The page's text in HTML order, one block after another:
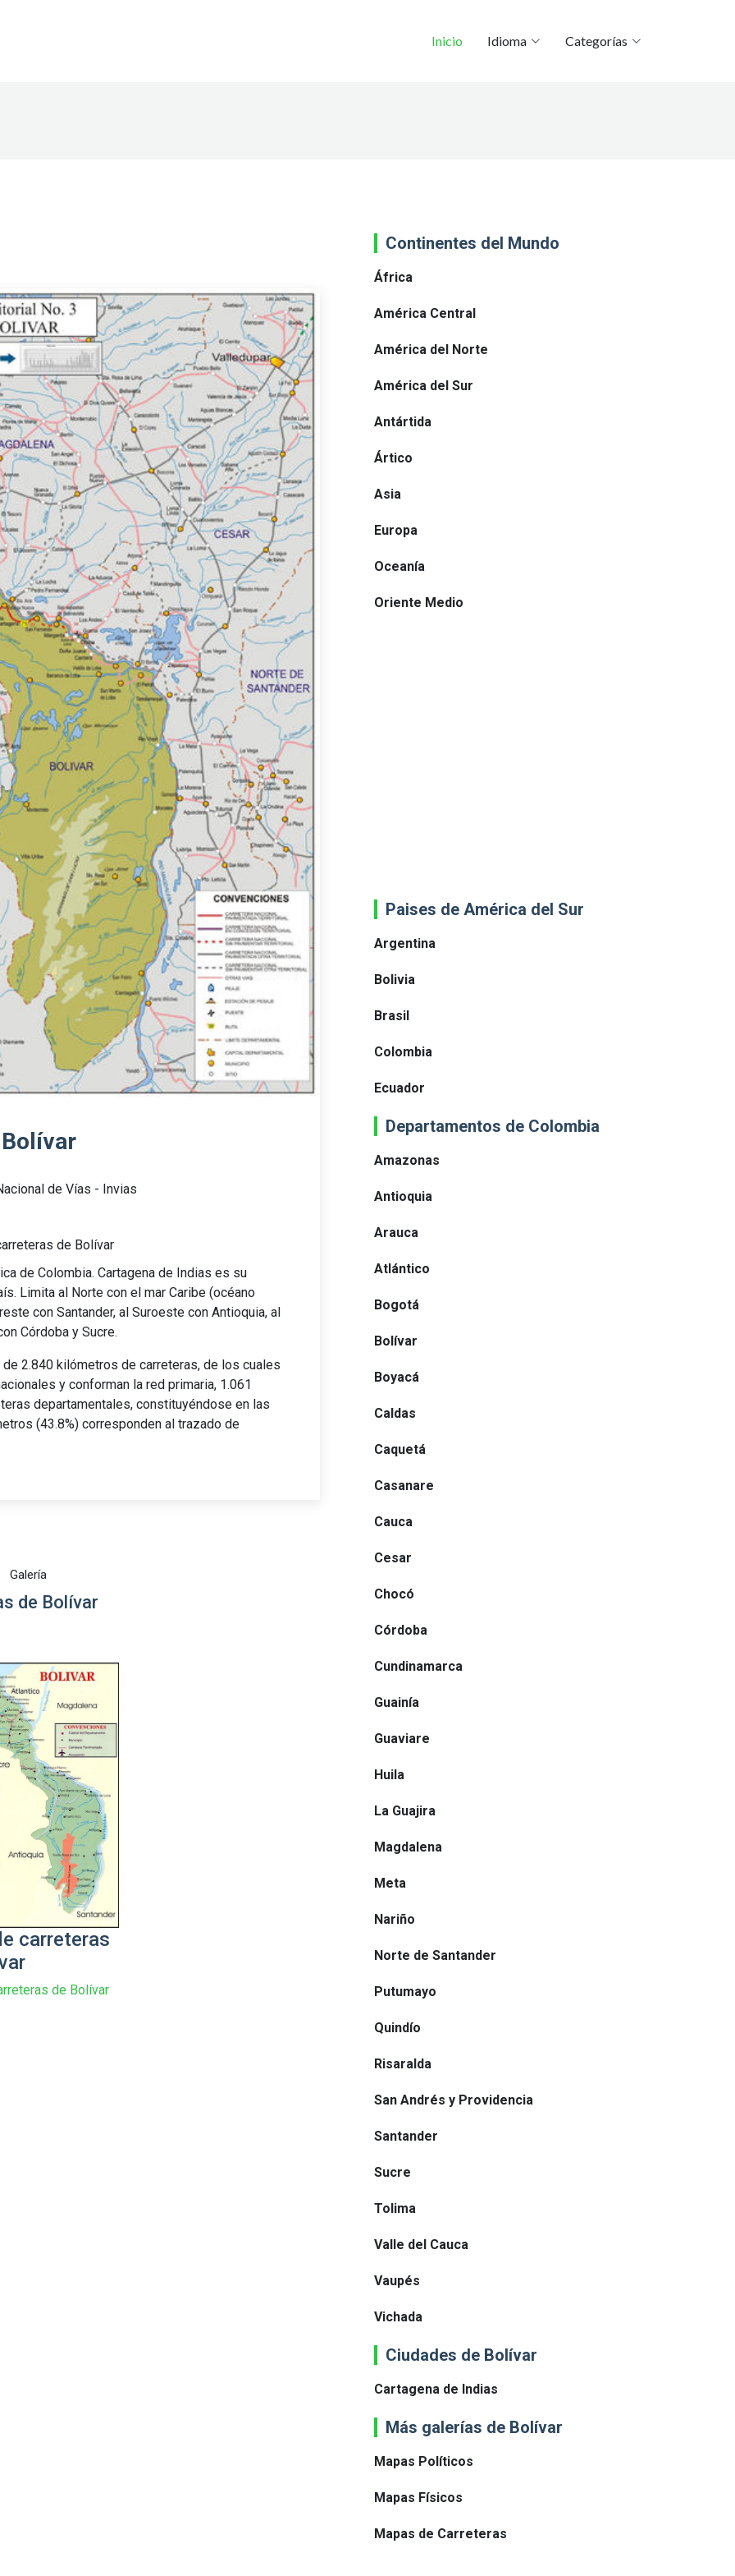
Inicio Idioma Categorías
de Vías - Invias
de Bolívar
de Colombia. Cartagena de Indias es su
Limita al Norte con el mar Caribe (océano
con Santander, al Suroeste con Antioquia, al
Córdoba y Sucre.
2.840 kilómetros de carreteras, de los cuales
y conforman la red primaria, 1.061
departamentales, constituyéndose en las
(43.8%) corresponden al trazado de
Galería
de Bolívar
carreteras
de Bolívar
Continentes del Mundo
África
América Central
América del Norte
América del Sur
Antártida
Ártico
Asia
Europa
Oceanía
Oriente Medio
Paises de América del Sur
Argentina
Bolivia
Brasil
Colombia
Ecuador
Departamentos de Colombia
Amazonas
Antioquia
Arauca
Atlántico
Bogotá
Bolívar
Boyacá
Caldas
Caquetá
Casanare
Cauca
Cesar
Chocó
Córdoba
Cundinamarca
Guainía
Guaviare
Huila
La Guajira
Magdalena
Meta
Nariño
Norte de Santander
Putumayo
Quindío
Risaralda
San Andrés y Providencia
Santander
Sucre
Tolima
Valle del Cauca
Vaupés
Vichada
Ciudades de Bolívar
Cartagena de Indias
Más galerías de Bolívar
Mapas Políticos
Mapas Físicos
Mapas de Carreteras